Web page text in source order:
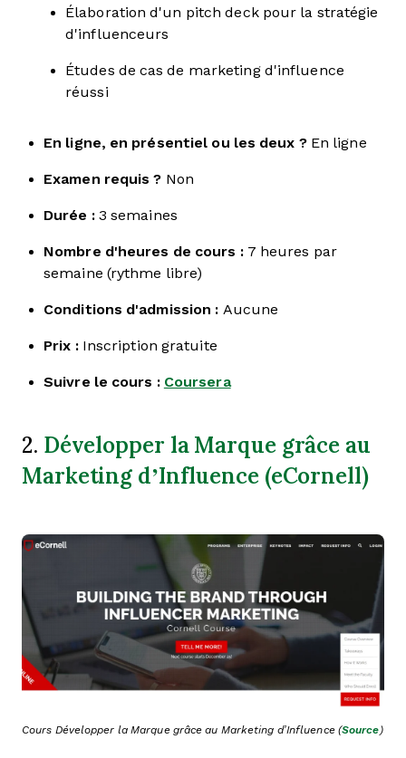
Élaboration d'un pitch deck pour la stratégie
d'influenceurs
Études de cas de marketing d'influence
réussi
En ligne, en présentiel ou les deux ?En ligne
Examen requis ? Non
Durée :3 semaines
Nombre d'heures de cours :7 heures par
semaine (rythme libre)
Conditions d'admission : Aucune
Prix :Inscription gratuite
Suivre le cours : Coursera
2. Développer la Marque grâce au
Marketing d’Influence (eCornell)
Cours Développer la Marque grâce au Marketing d’Influence (Source)